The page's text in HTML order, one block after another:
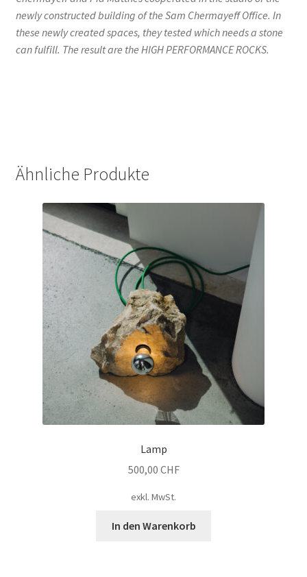
newly constructed building of the Sam Chermayeff Office. In
these newly created spaces, they tested which needs a stone
can fulfill. The result are the HIGH PERFORMANCE ROCKS.
Ähnliche Produkte
Lamp
500,00 CHF
exkl. MwSt.
In den Warenkorb